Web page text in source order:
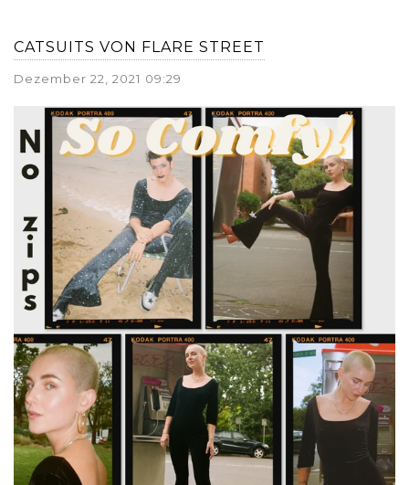
CATSUITS VON FLARE STREET
Dezember 22, 2021 09:29